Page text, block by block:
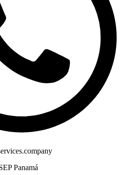
Panamá